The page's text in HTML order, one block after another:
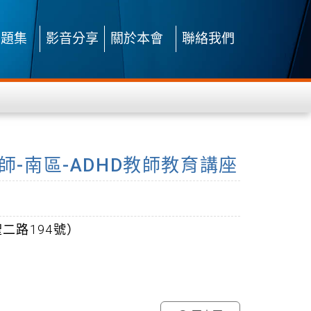
集 影音分享 關於本會 聯絡我們
-南區-ADHD教師教育講座
路194號）